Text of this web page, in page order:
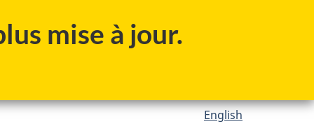
mise à jour.
English